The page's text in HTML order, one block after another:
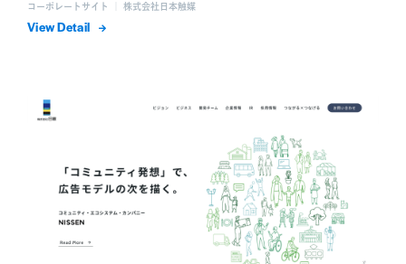
コーポレートサイト ｜ 株式会社日本触媒
詳細を表示